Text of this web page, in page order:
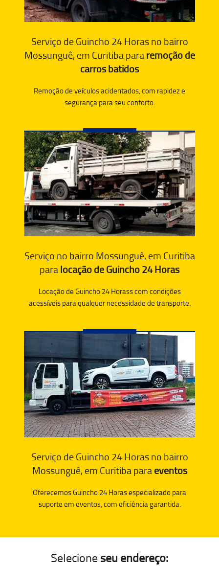
Serviço de Guincho 24 Horas no bairro
Mossunguê, em Curitiba pararemoção de
carros batidos
Remoção de veículos acidentados, com rapidez e
segurança para seu conforto.
Serviço no bairro Mossunguê, em Curitiba
paralocação de Guincho 24 Horas
Locação de Guincho 24 Horass com condições
acessíveis para qualquer necessidade de transporte.
Serviço de Guincho 24 Horas no bairro
Mossunguê, em Curitiba paraeventos
Oferecemos Guincho 24 Horas especializado para
suporte em eventos, com eficiência garantida.
Selecione seu endereço: